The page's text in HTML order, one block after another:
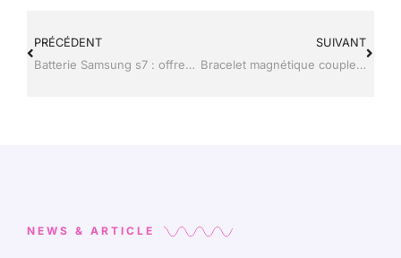
PRÉCÉDENT
Batterie Samsung s7 : offrez une seconde vie à votre smartphone
SUIVANT
Bracelet magnétique couple high-tech : un bijou qui renforce la connexion
NEWS & ARTICLE